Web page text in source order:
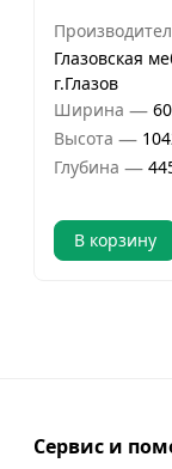
Глазовская
г.Глазов
Ширина —
Высота —
Глубина —
В корзину
Сервис и